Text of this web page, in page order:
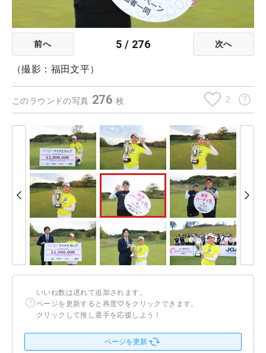
前へ 5 / 276 次へ
（撮影：福田文平）
このラウンドの写真 276 枚 2
いいね数は遅れて追加されます。
ページを更新すると再度♡をクリックできます。
クリックして推し選手を応援しよう！
ページを更新